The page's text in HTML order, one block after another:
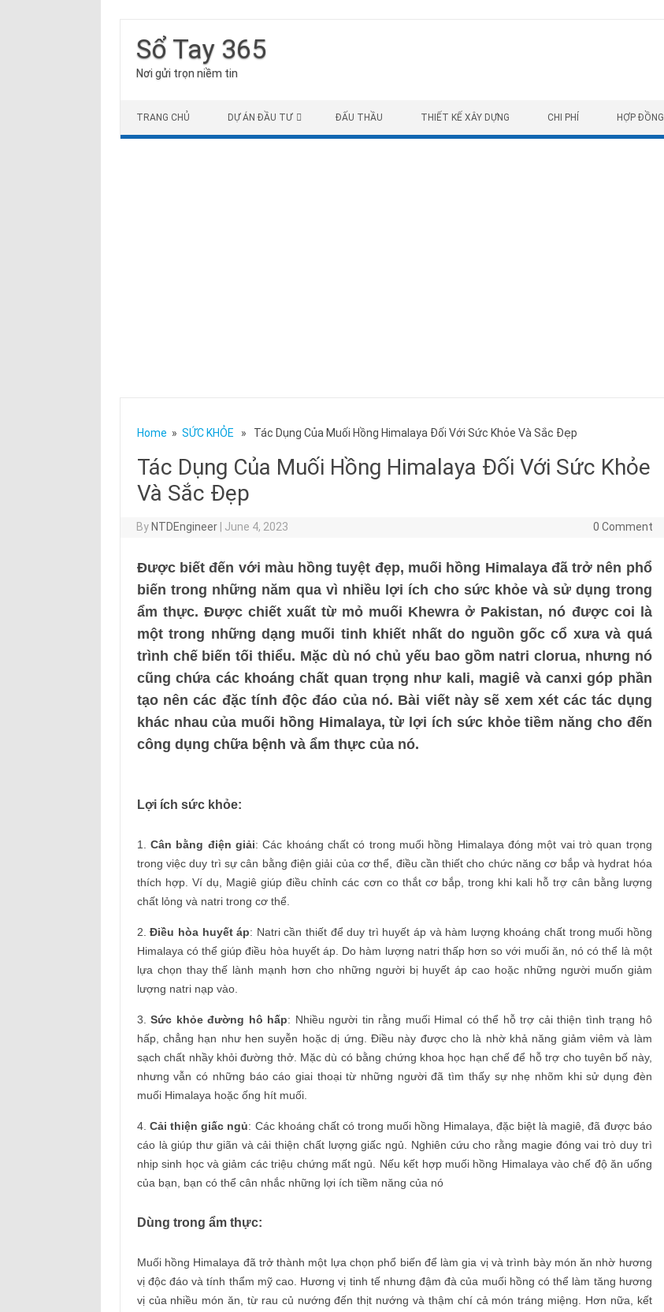
Sổ Tay 365
Nơi gửi trọn niềm tin
TRANG CHỦ DỰ ÁN ĐẦU TƯ ĐẤU THẦU THIẾT KẾ XÂY DỰNG CHI PHÍ HỢP ĐỒNG
Home » SỨC KHỎE » Tác Dụng Của Muối Hồng Himalaya Đối Với Sức Khỏe Và Sắc Đẹp
Tác Dụng Của Muối Hồng Himalaya Đối Với Sức Khỏe
Và Sắc Đẹp
By NTDEngineer June 4, 2023 0 Comment
Được biết đến với màu hồng tuyệt đẹp, muối hồng Himalaya đã trở nên phổ
biến trong những năm qua vì nhiều lợi ích cho sức khỏe và sử dụng trong
ẩm thực. Được chiết xuất từ mỏ muối Khewra ở Pakistan, nó được coi là
một trong những dạng muối tinh khiết nhất do nguồn gốc cổ xưa và quá
trình chế biến tối thiểu. Mặc dù nó chủ yếu bao gồm natri clorua, nhưng nó
cũng chứa các khoáng chất quan trọng như kali, magiê và canxi góp phần
tạo nên các đặc tính độc đáo của nó. Bài viết này sẽ xem xét các tác dụng
khác nhau của muối hồng Himalaya, từ lợi ích sức khỏe tiềm năng cho đến
công dụng chữa bệnh và ẩm thực của nó.
Lợi ích sức khỏe:
1.Cân bằng điện giải: Các khoáng chất có trong muối hồng Himalaya đóng một vai trò quan trọng
trong việc duy trì sự cân bằng điện giải của cơ thể, điều cần thiết cho chức năng cơ bắp và hydrat hóa
thích hợp. Ví dụ, Magiê giúp điều chỉnh các cơn co thắt cơ bắp, trong khi kali hỗ trợ cân bằng lượng
chất lỏng và natri trong cơ thể.
2.Điều hòa huyết áp: Natri cần thiết để duy trì huyết áp và hàm lượng khoáng chất trong muối hồng
Himalaya có thể giúp điều hòa huyết áp. Do hàm lượng natri thấp hơn so với muối ăn, nó có thể là một
lựa chọn thay thế lành mạnh hơn cho những người bị huyết áp cao hoặc những người muốn giảm
lượng natri nạp vào.
3.Sức khỏe đường hô hấp: Nhiều người tin rằng muối Himal có thể hỗ trợ cải thiện tình trạng hô
hấp, chẳng hạn như hen suyễn hoặc dị ứng. Điều này được cho là nhờ khả năng giảm viêm và làm
sạch chất nhầy khỏi đường thở. Mặc dù có bằng chứng khoa học hạn chế để hỗ trợ cho tuyên bố này,
nhưng vẫn có những báo cáo giai thoại từ những người đã tìm thấy sự nhẹ nhõm khi sử dụng đèn
muối Himalaya hoặc ống hít muối.
4. Cải thiện giấc ngủ: Các khoáng chất có trong muối hồng Himalaya, đặc biệt là magiê, đã được báo
cáo là giúp thư giãn và cải thiện chất lượng giấc ngủ. Nghiên cứu cho rằng magie đóng vai trò duy trì
nhịp sinh học và giảm các triệu chứng mất ngủ. Nếu kết hợp muối hồng Himalaya vào chế độ ăn uống
của bạn, bạn có thể cân nhắc những lợi ích tiềm năng của nó
Dùng trong ẩm thực:
Muối hồng Himalaya đã trở thành một lựa chọn phổ biến để làm gia vị và trình bày món ăn nhờ hương
vị độc đáo và tính thẩm mỹ cao. Hương vị tinh tế nhưng đậm đà của muối hồng có thể làm tăng hương
vị của nhiều món ăn, từ rau củ nướng đến thịt nướng và thậm chí cả món tráng miệng. Hơn nữa, kết